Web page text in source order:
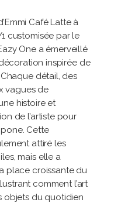
Café Latte à
customisée par le
One a émerveillé
inspirée de
détail, des
vagues de
histoire et
de l’artiste pour
Cette
attiré les
mais elle a
place croissante du
comment l’art
objets du quotidien